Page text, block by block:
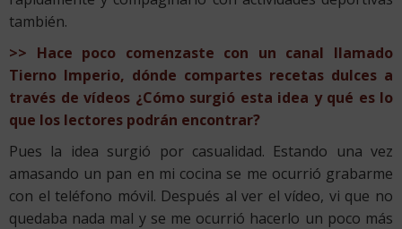
también.
>> Hace poco comenzaste con un canal llamado
Tierno Imperio, dónde compartes recetas dulces a
través de vídeos ¿Cómo surgió esta idea y qué es lo
que los lectores podrán encontrar?
Pues la idea surgió por casualidad. Estando una vez
amasando un pan en mi cocina se me ocurrió grabarme
con el teléfono móvil. Después al ver el vídeo, vi que no
quedaba nada mal y se me ocurrió hacerlo un poco más